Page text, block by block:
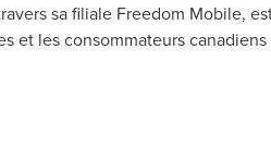
sa filiale Freedom Mobile,
et les consommateurs